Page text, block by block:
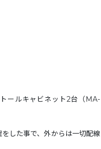
ールキャビネット2台（MA-
した事で、外からは一切配線